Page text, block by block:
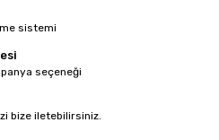
sistemi
seçeneği
bize iletebilirsiniz.